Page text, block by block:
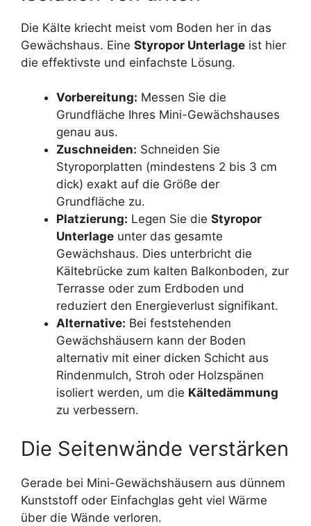
Die Kälte kriecht meist vom Boden her in das
Gewächshaus. Eine Styropor Unterlage ist hier
die effektivste und einfachste Lösung.
Vorbereitung: Messen Sie die
Grundfläche Ihres Mini-Gewächshauses
genau aus.
Zuschneiden: Schneiden Sie
Styroporplatten (mindestens 2 bis 3 cm
dick) exakt auf die Größe der
Grundfläche zu.
Platzierung: Legen Sie die Styropor
Unterlage unter das gesamte
Gewächshaus. Dies unterbricht die
Kältebrücke zum kalten Balkonboden, zur
Terrasse oder zum Erdboden und
reduziert den Energieverlust signifikant.
Alternative: Bei feststehenden
Gewächshäusern kann der Boden
alternativ mit einer dicken Schicht aus
Rindenmulch, Stroh oder Holzspänen
isoliert werden, um die Kältedämmung
zu verbessern.
Die Seitenwände verstärken
Gerade bei Mini-Gewächshäusern aus dünnem
Kunststoff oder Einfachglas geht viel Wärme
über die Wände verloren.